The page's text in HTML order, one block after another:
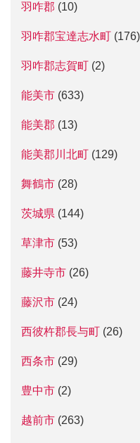
羽咋郡 (10)
羽咋郡宝達志水町 (176)
羽咋郡志賀町 (2)
能美市 (633)
能美郡 (13)
能美郡川北町 (129)
舞鶴市 (28)
茨城県 (144)
草津市 (53)
藤井寺市 (26)
藤沢市 (24)
西彼杵郡長与町 (26)
西条市 (29)
豊中市 (2)
越前市 (263)